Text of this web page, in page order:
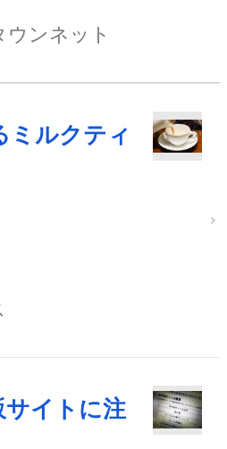
ウンネット
ミルクティ
サイトに注